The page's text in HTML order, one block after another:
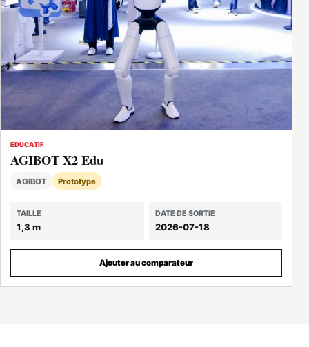
EDUCATIF
AGIBOT X2 Edu
AGIBOT Prototype
TAILLE
1,3 m
DATE DE SORTIE
2026-07-18
Ajouter au comparateur